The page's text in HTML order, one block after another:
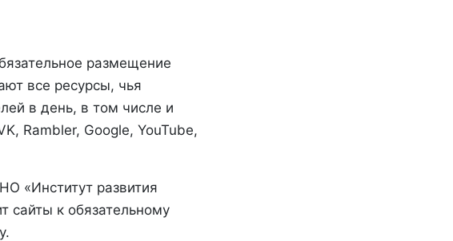
размещение
все ресурсы, чья
в день, в том числе и
Rambler, Google, YouTube,
«Институт развития
сайты к обязательному